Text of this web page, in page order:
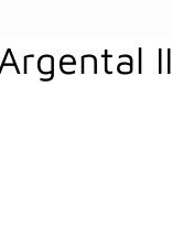
II